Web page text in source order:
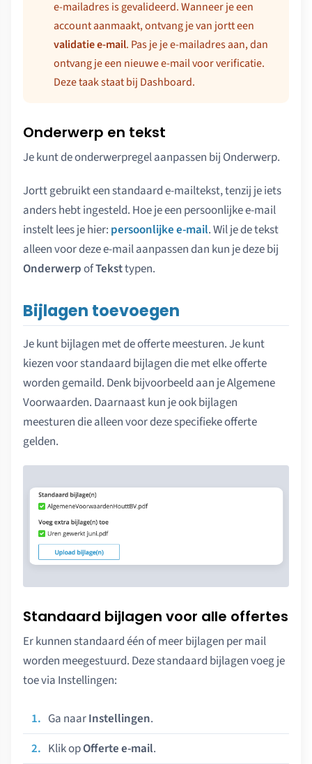
e-mailadres is gevalideerd. Wanneer je een
account aanmaakt, ontvang je van jortt een
validatie e-mail. Pas je je e-mailadres aan, dan
ontvang je een nieuwe e-mail voor verificatie.
Deze taak staat bij Dashboard.
Onderwerp en tekst
Je kunt de onderwerpregel aanpassen bij Onderwerp.
Jortt gebruikt een standaard e-mailtekst, tenzij je iets
anders hebt ingesteld. Hoe je een persoonlijke e-mail
instelt lees je hier: persoonlijke e-mail. Wil je de tekst
alleen voor deze e-mail aanpassen dan kun je deze bij
OnderwerpofTeksttypen.
Bijlagen toevoegen
Je kunt bijlagen met de offerte meesturen. Je kunt
kiezen voor standaard bijlagen die met elke offerte
worden gemaild. Denk bijvoorbeeld aan je Algemene
Voorwaarden. Daarnaast kun je ook bijlagen
meesturen die alleen voor deze specifieke offerte
gelden.
Standaard bijlagen voor alle offertes
Er kunnen standaard één of meer bijlagen per mail
worden meegestuurd. Deze standaard bijlagen voeg je
toe via Instellingen:
Ga naarInstellingen.
Klik opOfferte e-mail.